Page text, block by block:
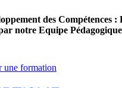
des Compétences :
notre Equipe
une formation